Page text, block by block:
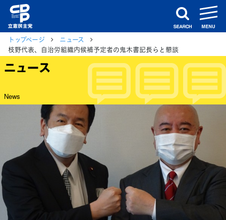
search
トップページ
ニュース
枝野代表、自治労組織内候補予定者の鬼木書記長らと懇談
ニュース
News